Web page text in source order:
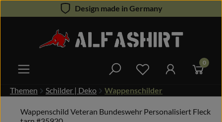
Zum Hauptinhalt springenDesign made in Germany
Du hast 0 0
Themen Schilder | Deko Wappenschilder
Wappenschild Veteran Bundeswehr Personalisiert Fleck